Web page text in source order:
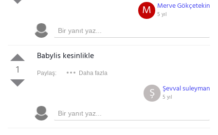
Merve Gökçetekin
5 yıl
M
1
Babylis kesinlikle
Paylaş: Daha fazla
Şevval suleyman
5 yıl
Ş